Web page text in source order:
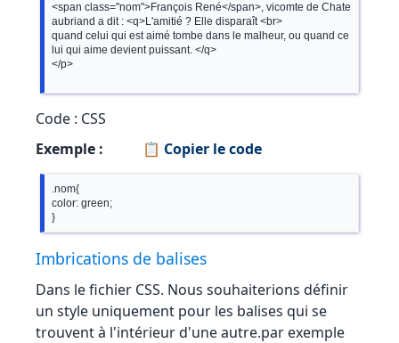
<span class="nom">François René</span>, vicomte de Chate
aubriand a dit : <q>L'amitié ? Elle disparaît <br>
quand celui qui est aimé tombe dans le malheur, ou quand ce
lui qui aime devient puissant. </q>
</p>
Code : CSS
Exemple :
📋 Copier le code
.nom{
color: green;
Imbrications de balises
Dans le fichier CSS. Nous souhaiterions définir
un style uniquement pour les balises qui se
trouvent à l'intérieur d'une autre.par exemple